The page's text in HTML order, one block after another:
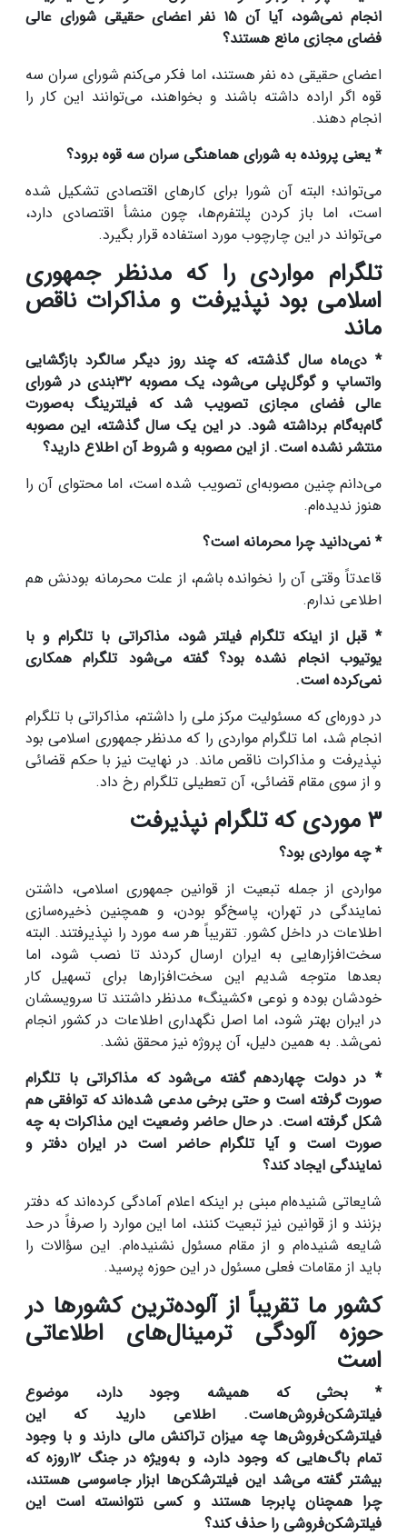
انجام نمی‌شود، آیا آن ۱۵ نفر اعضای حقیقی شورای عالی
فضای مجازی مانع هستند؟
اعضای حقیقی ده نفر هستند، اما فکر می‌کنم شورای سران سه
قوه اگر اراده داشته باشند و بخواهند، می‌توانند این کار را
انجام دهند.
* یعنی پرونده به شورای هماهنگی سران سه قوه برود؟
می‌تواند؛ البته آن شورا برای کارهای اقتصادی تشکیل شده
است، اما باز کردن پلتفرم‌ها، چون منشأ اقتصادی دارد،
می‌تواند در این چارچوب مورد استفاده قرار بگیرد.
تلگرام مواردی را که مدنظر جمهوری
اسلامی بود نپذیرفت و مذاکرات ناقص
ماند
* دی‌ماه سال گذشته، که چند روز دیگر سالگرد بازگشایی
واتساپ و گوگل‌پلی می‌شود، یک مصوبه ۳۲بندی در شورای
عالی فضای مجازی تصویب شد که فیلترینگ به‌صورت
گام‌به‌گام برداشته شود. در این یک سال گذشته، این مصوبه
منتشر نشده است. از این مصوبه و شروط آن اطلاع دارید؟
می‌دانم چنین مصوبه‌ای تصویب شده است، اما محتوای آن را
هنوز ندیده‌ام.
* نمی‌دانید چرا محرمانه است؟
قاعدتاً وقتی آن را نخوانده باشم، از علت محرمانه بودنش هم
اطلاعی ندارم.
* قبل از اینکه تلگرام فیلتر شود، مذاکراتی با تلگرام و با
یوتیوب انجام نشده بود؟ گفته می‌شود تلگرام همکاری
نمی‌کرده است.
در دوره‌ای که مسئولیت مرکز ملی را داشتم، مذاکراتی با تلگرام
انجام شد، اما تلگرام مواردی را که مدنظر جمهوری اسلامی بود
نپذیرفت و مذاکرات ناقص ماند. در نهایت نیز با حکم قضائی
و از سوی مقام قضائی، آن تعطیلی تلگرام رخ داد.
۳ موردی که تلگرام نپذیرفت
* چه مواردی بود؟
مواردی از جمله تبعیت از قوانین جمهوری اسلامی، داشتن
نمایندگی در تهران، پاسخ‌گو بودن، و همچنین ذخیره‌سازی
اطلاعات در داخل کشور. تقریباً هر سه مورد را نپذیرفتند. البته
سخت‌افزارهایی به ایران ارسال کردند تا نصب شود، اما
بعدها متوجه شدیم این سخت‌افزارها برای تسهیل کار
خودشان بوده و نوعی «کشینگ» مدنظر داشتند تا سرویسشان
در ایران بهتر شود، اما اصل نگهداری اطلاعات در کشور انجام
نمی‌شد. به همین دلیل، آن پروژه نیز محقق نشد.
* در دولت چهاردهم گفته می‌شود که مذاکراتی با تلگرام
صورت گرفته است و حتی برخی مدعی شده‌اند که توافقی هم
شکل گرفته است. در حال حاضر وضعیت این مذاکرات به چه
صورت است و آیا تلگرام حاضر است در ایران دفتر و
نمایندگی ایجاد کند؟
شایعاتی شنیده‌ام مبنی بر اینکه اعلام آمادگی کرده‌اند که دفتر
بزنند و از قوانین نیز تبعیت کنند، اما این موارد را صرفاً در حد
شایعه شنیده‌ام و از مقام مسئول نشنیده‌ام. این سؤالات را
باید از مقامات فعلی مسئول در این حوزه پرسید.
کشور ما تقریباً از آلوده‌ترین کشورها در
حوزه آلودگی ترمینال‌های اطلاعاتی
است
* بحثی که همیشه وجود دارد، موضوع
فیلترشکن‌فروش‌هاست. اطلاعی دارید که این
فیلترشکن‌فروش‌ها چه میزان تراکنش مالی دارند و با وجود
تمام باگ‌هایی که وجود دارد، و به‌ویژه در جنگ ۱۲روزه که
بیشتر گفته می‌شد این فیلترشکن‌ها ابزار جاسوسی هستند،
چرا همچنان پابرجا هستند و کسی نتوانسته است این
فیلترشکن‌فروشی را حذف کند؟